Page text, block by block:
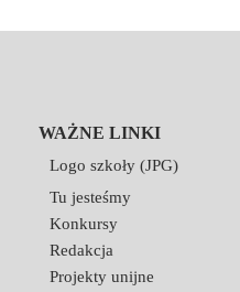
WAŻNE LINKI
Logo szkoły (JPG)
Tu jesteśmy
Konkursy
Redakcja
Projekty unijne